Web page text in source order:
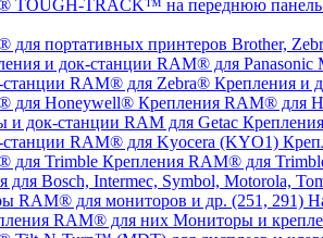
Крепления и
Крепления RAM® для
Крепления RAM® для
Мониторы и